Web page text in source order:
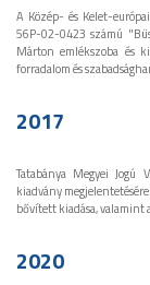
A Közép- és Kelet-
56P-02-0423 számú
Márton emlékszoba és
forradalom és
2017
Tatabánya Megyei Jogú
kiadvány
bővített kiadása, valamint
2020